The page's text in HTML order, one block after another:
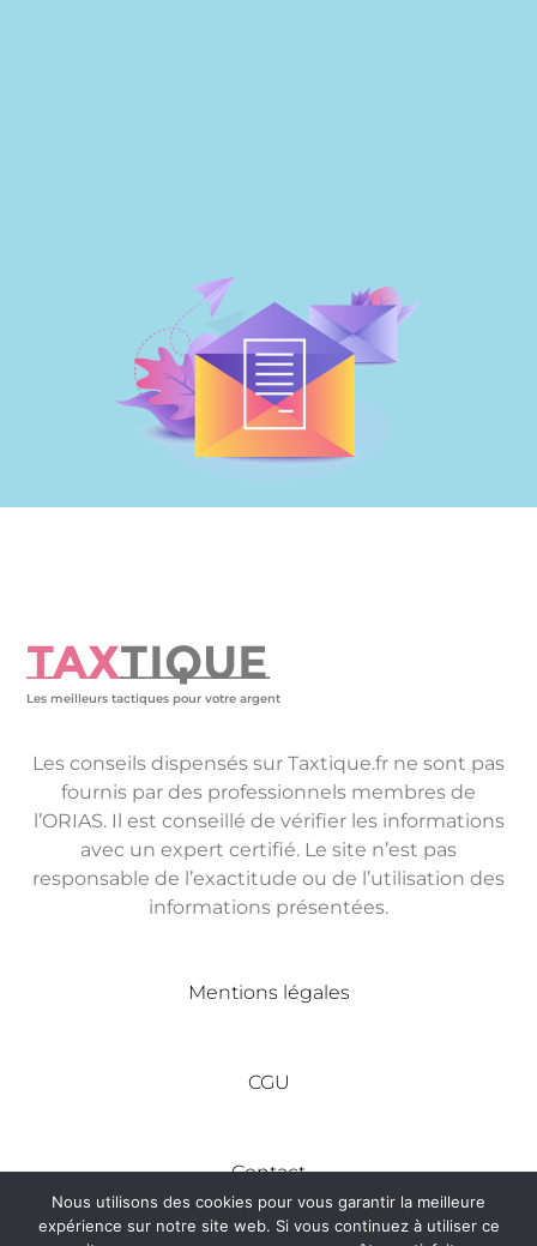
TAXTIQUE
Les meilleurs tactiques pour votre argent
Les conseils dispensés sur Taxtique.fr ne sont pas
fournis par des professionnels membres de
l’ORIAS. Il est conseillé de vérifier les informations
avec un expert certifié. Le site n’est pas
responsable de l’exactitude ou de l’utilisation des
informations présentées.
Mentions légales
CGU
Contact
Nous utilisons des cookies pour vous garantir la meilleure
expérience sur notre site web. Si vous continuez à utiliser ce